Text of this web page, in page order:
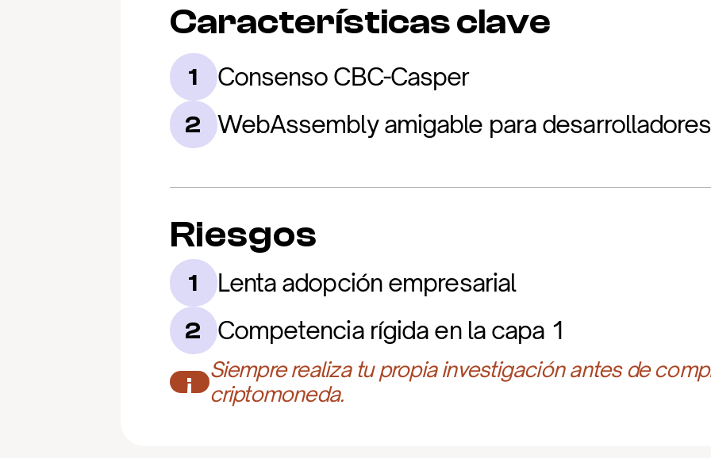
Características clave
1 Consenso CBC-Casper
2 WebAssembly amigable para desarrolladores
Riesgos
1 Lenta adopción empresarial
2 Competencia rígida en la capa 1
¡
Siempre realiza tu propia investigación antes de
criptomoneda.